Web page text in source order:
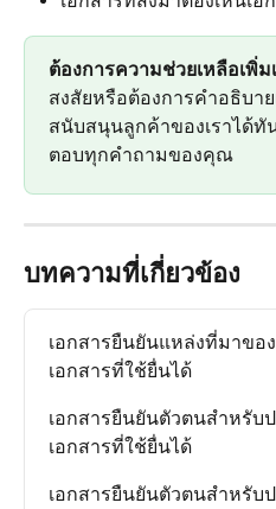
ต้องการความช่วยเหลือเพิ่
สงสัยหรือต้องการคำอธิบา
สนับสนุนลูกค้าของเราได้ทั
ตอบทุกคำถามของคุณ
บทความที่เกี่ยวข้อง
เอกสารยืนยันแหล่งที่มาขอ
เอกสารที่ใช้ยื่นได้
เอกสารยืนยันตัวตนสำหรับ
เอกสารที่ใช้ยื่นได้
เอกสารยืนยันตัวตนสำหรับป